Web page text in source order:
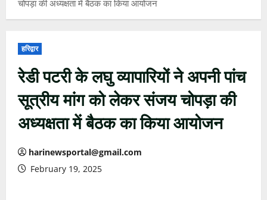
चोपड़ा की अध्यक्षता में बैठक का किया आयोजन
हरिद्वार
रेडी पटरी के लघु व्यापारियों ने अपनी पांच
सूत्रीय मांग को लेकर संजय चोपड़ा की
अध्यक्षता में बैठक का किया आयोजन
harinewsportal@gmail.com
February 19, 2025